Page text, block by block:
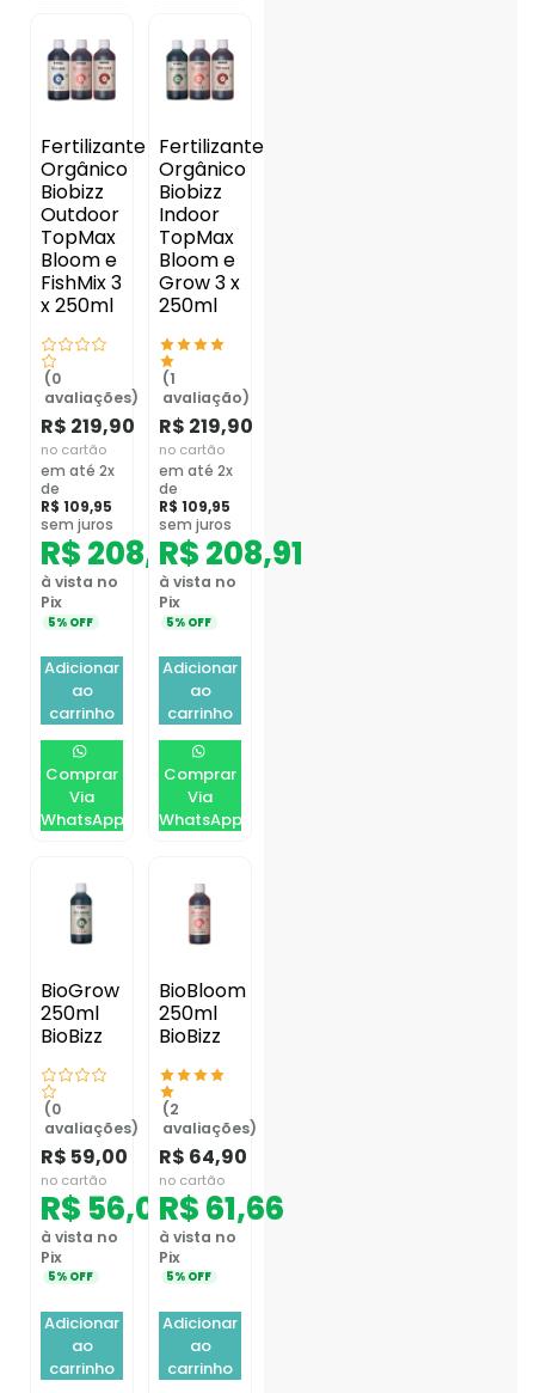
Fertilizante
Orgânico
Biobizz
Outdoor
TopMax
Bloom e
FishMix 3
x 250ml
(0
avaliações)
R$ 219,90
no cartão
em até 2x
de
R$ 109,95
sem juros
R$208,91
à vista no
Pix
5% OFF
Adicionar
ao
carrinho
Comprar
Via
WhatsApp
Fertilizante
Orgânico
Biobizz
Indoor
TopMax
Bloom e
Grow 3 x
250ml
(1
avaliação)
R$ 219,90
no cartão
em até 2x
de
R$ 109,95
sem juros
R$208,91
à vista no
Pix
5% OFF
Adicionar
ao
carrinho
Comprar
Via
WhatsApp
BioGrow
250ml
BioBizz
(0
avaliações)
R$ 59,00
no cartão
R$ 56,05
à vista no
Pix
5% OFF
Adicionar
ao
carrinho
BioBloom
250ml
BioBizz
(2
avaliações)
R$ 64,90
no cartão
R$61,66
à vista no
Pix
5% OFF
Adicionar
ao
carrinho